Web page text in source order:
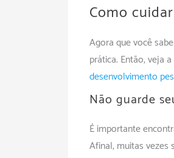
Como
Agora que você
prática. Então, veja
desenvolvimento
Não guarde
É importante
Afinal, muitas vezes